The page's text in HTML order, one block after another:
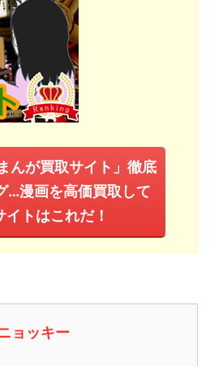
んが買取サイト」徹底
…漫画を高価買取して
イトはこれだ！
ョッキー